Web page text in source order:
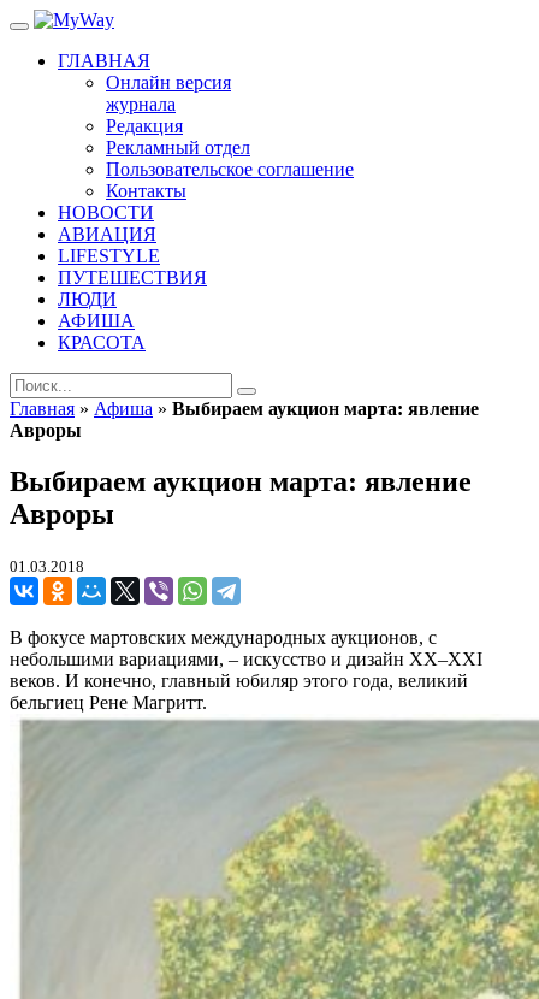
ГЛАВНАЯ
Онлайн версия
журнала
Редакция
Рекламный отдел
Пользовательское соглашение
Контакты
НОВОСТИ
АВИАЦИЯ
LIFESTYLE
ПУТЕШЕСТВИЯ
ЛЮДИ
АФИША
КРАСОТА
Главная » Афиша » Выбираем аукцион марта: явление
Авроры
Выбираем аукцион марта: явление
Авроры
01.03.2018
В фокусе мартовских международных аукционов, с
небольшими вариациями, – искусство и дизайн XX–XXI
веков. И конечно, главный юбиляр этого года, великий
бельгиец Рене Магритт.